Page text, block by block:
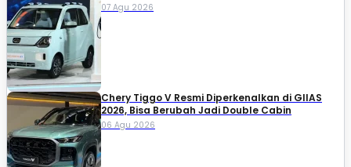
07 Agu 2026
Chery Tiggo V Resmi Diperkenalkan di GIIAS
2026, Bisa Berubah Jadi Double Cabin
06 Agu 2026